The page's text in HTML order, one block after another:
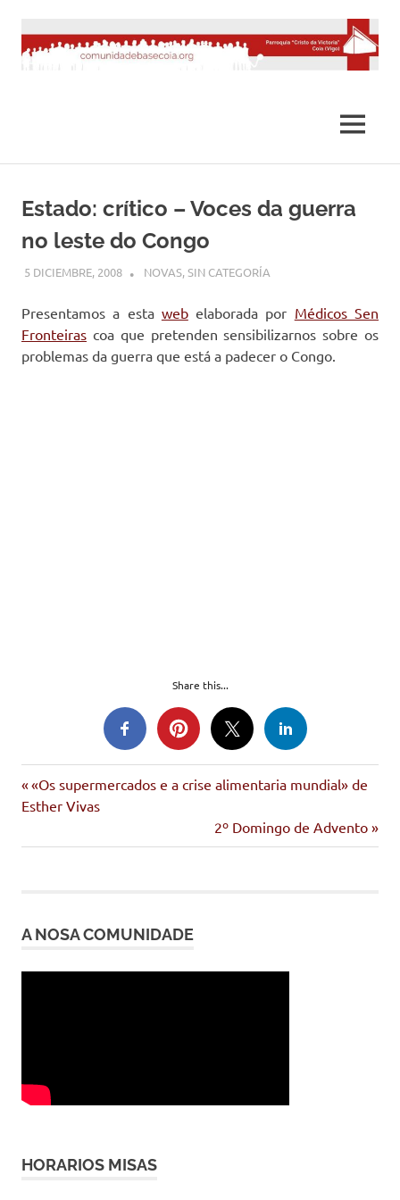
contenido
MENÚ
Estado: crítico – Voces da guerra
no leste do Congo
5 DICIEMBRE, 2008 DESARROLLO
NOVAS,SIN CATEGORÍA
Presentamos a esta webelaborada por Médicos Sen
Fronteiras coa que pretenden sensibilizarnos sobre os
problemas da guerra que está a padecer o Congo.
Share this...
Navegación
Entrada
anterior:
«Os supermercados e a crise alimentaria mundial» de
Esther Vivas
Siguiente
entrada:
2º Domingo de Advento
A NOSA COMUNIDADE
HORARIOS MISAS